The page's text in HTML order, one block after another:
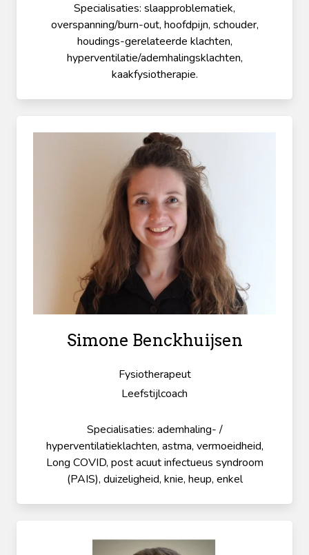
Specialisaties: slaapproblematiek,
overspanning/burn-out, hoofdpijn, schouder,
houdings-gerelateerde klachten,
hyperventilatie/ademhalingsklachten,
kaakfysiotherapie.
Simone Benckhuijsen
Fysiotherapeut
Leefstijlcoach
Specialisaties: ademhaling- /
hyperventilatieklachten, astma, vermoeidheid,
Long COVID, post acuut infectueus syndroom
(PAIS), duizeligheid, knie, heup, enkel